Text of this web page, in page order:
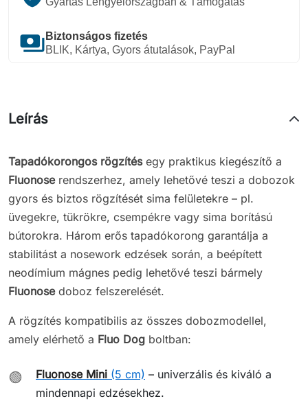
payments Biztonságos fizetés
BLIK, Kártya, Gyors átutalások, PayPal
Leírás
Tapadókorongos rögzítésegy praktikus kiegészítő a
Fluonoserendszerhez, amely lehetővé teszi a dobozok
gyors és biztos rögzítését sima felületekre – pl.
üvegekre, tükrökre, csempékre vagy sima borítású
bútorokra. Három erős tapadókorong garantálja a
stabilitást a nosework edzések során, a beépített
neodímium mágnes pedig lehetővé teszi bármely
Fluonosedoboz felszerelését.
A rögzítés kompatibilis az összes dobozmodellel,
amely elérhető a Fluo Dog boltban:
🟢 Fluonose Mini (5 cm) – univerzális és kiváló a
mindennapi edzésekhez.